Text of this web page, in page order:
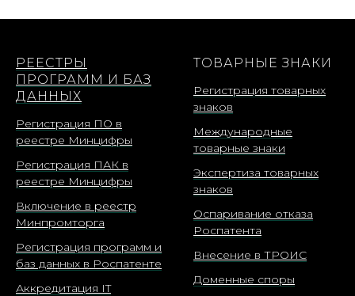
РЕЕСТРЫ
ПРОГРАММ И БАЗ
ДАННЫХ
Регистрация ПО в
реестре Минцифры
Регистрация ПАК в
реестре Минцифры
Включение в реестр
Минпромторга
Регистрация программ и
баз данных в Роспатенте
Аккредитация IT
ТОВАРНЫЕ ЗНАКИ
Регистрация товарных
знаков
Международные
товарные знаки
Экспертиза товарных
знаков
Оспаривание отказа
Роспатента
Внесение в ТРОИС
Доменные споры